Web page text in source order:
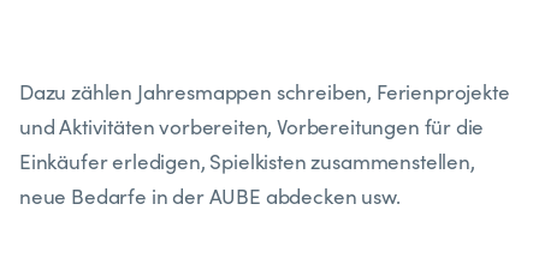
Dazu zählen Jahresmappen schreiben, Ferienprojekte
und Aktivitäten vorbereiten, Vorbereitungen für die
Einkäufer erledigen, Spielkisten zusammenstellen,
neue Bedarfe in der AUBE abdecken usw.